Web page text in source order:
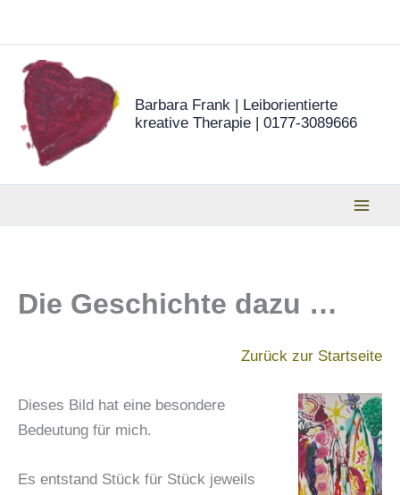
springen
Barbara Frank | Leiborientierte
kreative Therapie | 0177-3089666
Die Geschichte dazu …
Zurück zur Startseite
Dieses Bild hat eine besondere
Bedeutung für mich.
Es entstand Stück für Stück jeweils